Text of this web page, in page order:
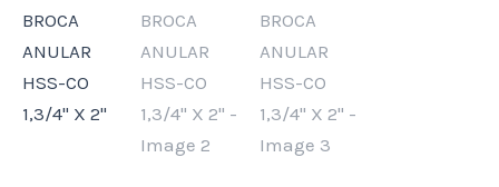
HSS-
CO
1,3/4"
X